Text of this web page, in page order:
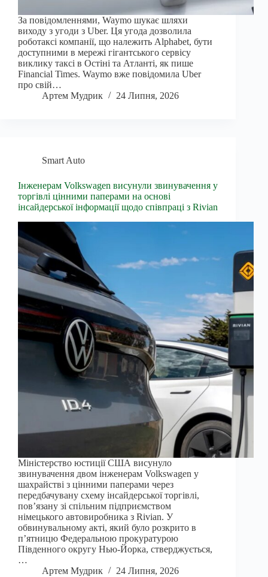
За повідомленнями, Waymo шукає шляхи
виходу з угоди з Uber. Ця угода дозволила
роботаксі компанії, що належить Alphabet, бути
доступними в мережі гігантського сервісу
виклику таксі в Остіні та Атланті, як пише
Financial Times. Waymo вже повідомила Uber
про свій…
Артем Мудрик
24 Липня, 2026
Smart Auto
Інженерам Volkswagen висунули звинувачення у
торгівлі цінними паперами на основі
інсайдерської інформації щодо співпраці з Rivian
Міністерство юстиції США висунуло
звинувачення двом інженерам Volkswagen у
шахрайстві з цінними паперами через
передбачувану схему інсайдерської торгівлі,
пов’язану зі спільним підприємством
німецького автовиробника з Rivian. У
обвинувальному акті, який було розкрито в
п’ятницю Федеральною прокуратурою
Південного округу Нью-Йорка, стверджується,
…
Артем Мудрик
24 Липня, 2026